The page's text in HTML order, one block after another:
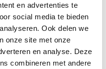
en advertenties te
social media te bieden
Ook delen we
onze site met onze
en analyse. Deze
combineren met andere
applicatie
een hand-out met
en verdere
materialen.
datum